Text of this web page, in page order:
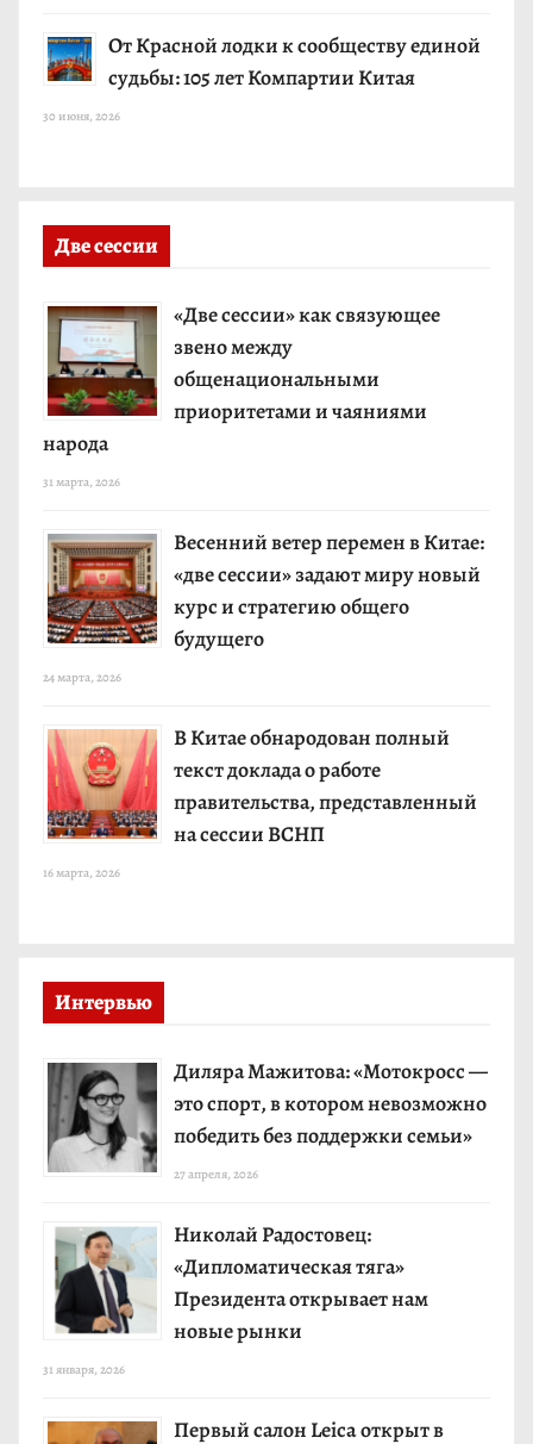
От Красной лодки к сообществу единой
судьбы: 105 лет Компартии Китая
30 июня, 2026
Две сессии
«Две сессии» как связующее
звено между
общенациональными
приоритетами и чаяниями
народа
31 марта, 2026
Весенний ветер перемен в Китае:
«две сессии» задают миру новый
курс и стратегию общего
будущего
24 марта, 2026
В Китае обнародован полный
текст доклада о работе
правительства, представленный
на сессии ВСНП
16 марта, 2026
Интервью
Диляра Мажитова: «Мотокросс —
это спорт, в котором невозможно
победить без поддержки семьи»
27 апреля, 2026
Николай Радостовец:
«Дипломатическая тяга»
Президента открывает нам
новые рынки
31 января, 2026
Первый салон Leica открыт в